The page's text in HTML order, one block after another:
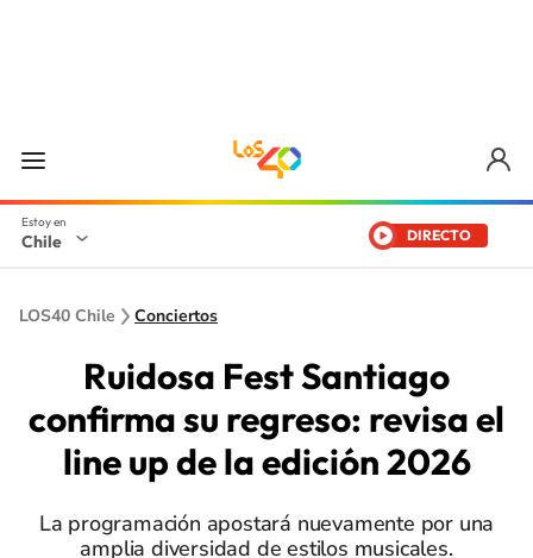
Chile DIRECTO
LOS40 Chile Conciertos
Ruidosa Fest Santiago
confirma su regreso: revisa el
line up de la edición 2026
La programación apostará nuevamente por una
amplia diversidad de estilos musicales.